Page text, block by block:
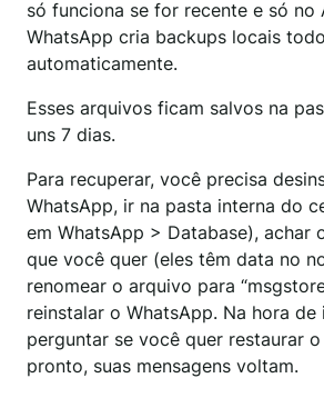
só funciona se for recente e só no
WhatsApp cria backups locais
automaticamente.
Esses arquivos ficam salvos na
uns 7 dias.
Para recuperar, você precisa
WhatsApp, ir na pasta interna do
em WhatsApp > Database), achar
que você quer (eles têm data no
renomear o arquivo para
reinstalar o WhatsApp. Na hora de
perguntar se você quer restaurar
pronto, suas mensagens voltam.